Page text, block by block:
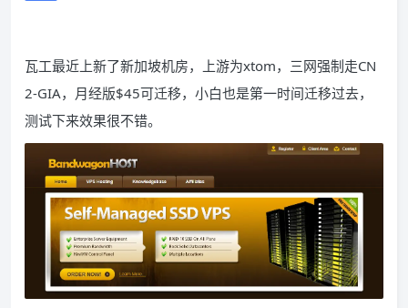
瓦工最近上新了新加坡机房，上游为xtom，三网强制走CN
2-GIA，月经版$45可迁移，小白也是第一时间迁移过去，
测试下来效果很不错。